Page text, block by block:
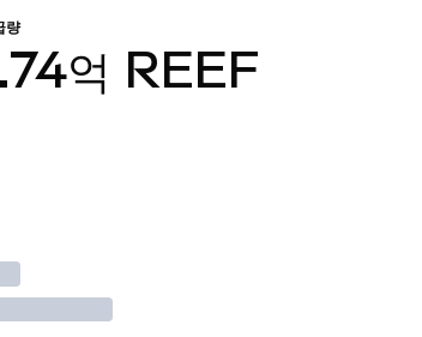
량
억 REEF